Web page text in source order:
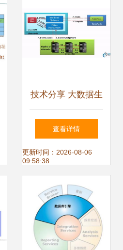
技术分享 大数据生
态下的分布式存储
—— 揭秘 HBase
支持服务
查看详情
更新时间：2026-08-06
09:58:38